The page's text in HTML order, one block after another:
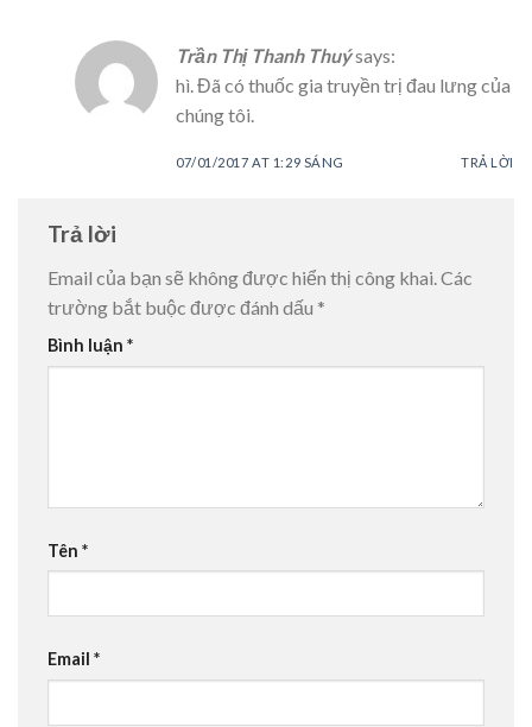
Trần Thị Thanh Thuýsays:
hì. Đã có thuốc gia truyền trị đau lưng của
chúng tôi.
07/01/2017 AT 1:29 SÁNG TRẢ LỜI
Trả lời
Email của bạn sẽ không được hiển thị công khai.Các
trường bắt buộc được đánh dấu *
Bình luận *
Tên *
Email *